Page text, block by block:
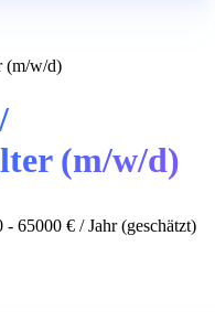
(m/w/d)
(m/w/d)
- 65000 € / Jahr (geschätzt)